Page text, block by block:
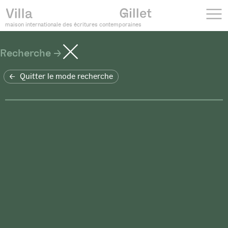
maison internationale des écritures contemporaines
Recherche
Quitter le mode recherche